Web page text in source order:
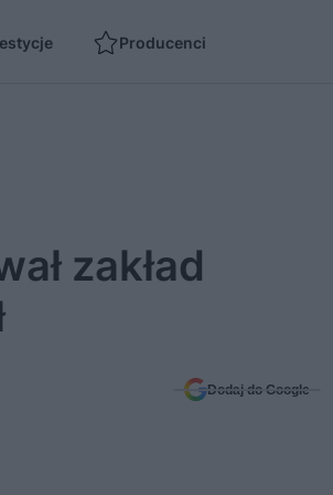
Producenci
zakład
Dodaj do Google